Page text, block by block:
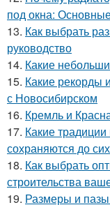
под окна:
13. Как выбрать
руководство
14. Какие
15. Какие рекорды
с Новосибирском
16. Кремль и
17. Какие
сохраняются до
18. Как выбрать
строительства
19. Размеры и